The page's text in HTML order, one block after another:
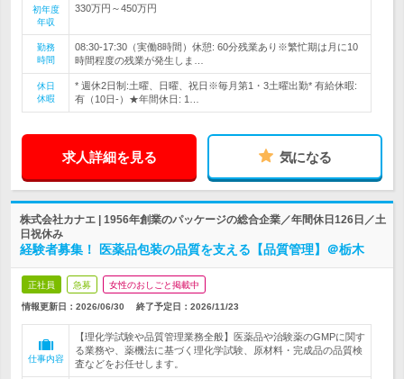
初年度
年収
330万円～450万円
勤務
時間
08:30-17:30（実働8時間）休憩: 60分残業あり※繁忙期は月に10
時間程度の残業が発生しま…
休日
休暇
* 週休2日制:土曜、日曜、祝日※毎月第1・3土曜出勤* 有給休暇:
有（10日-）★年間休日: 1…
求人詳細を見る 気になる
株式会社カナエ | 1956年創業のパッケージの総合企業／年間休日126日／土
日祝休み
経験者募集！ 医薬品包装の品質を支える【品質管理】＠栃木
正社員 急募 女性のおしごと掲載中
情報更新日：2026/06/30 終了予定日： 2026/11/23
仕事内容
【理化学試験や品質管理業務全般】医薬品や治験薬のGMPに関す
る業務や、薬機法に基づく理化学試験、原材料・完成品の品質検
査などをお任せします。